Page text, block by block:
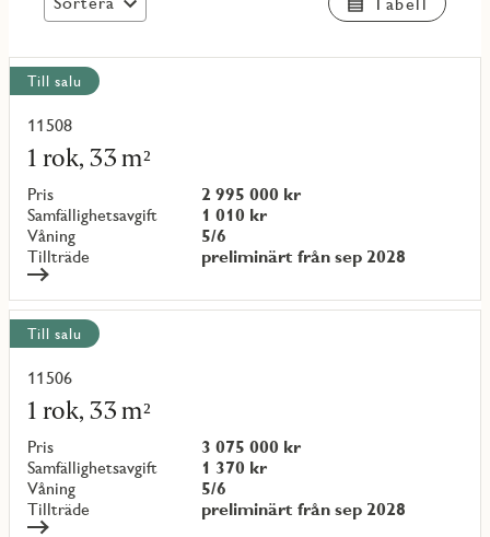
Visa
alla
objekt
Till salu
11508
1 rok, 33 m²
Pris
2 995 000 kr
Samfällighetsavgift
1 010 kr
Våning
5/6
Tillträde
preliminärt från sep 2028
Läs
mer
om
objekt
{objectNumber}
Till salu
11506
1 rok, 33 m²
Pris
3 075 000 kr
Samfällighetsavgift
1 370 kr
Våning
5/6
Tillträde
preliminärt från sep 2028
Läs
mer
om
objekt
{objectNumber}